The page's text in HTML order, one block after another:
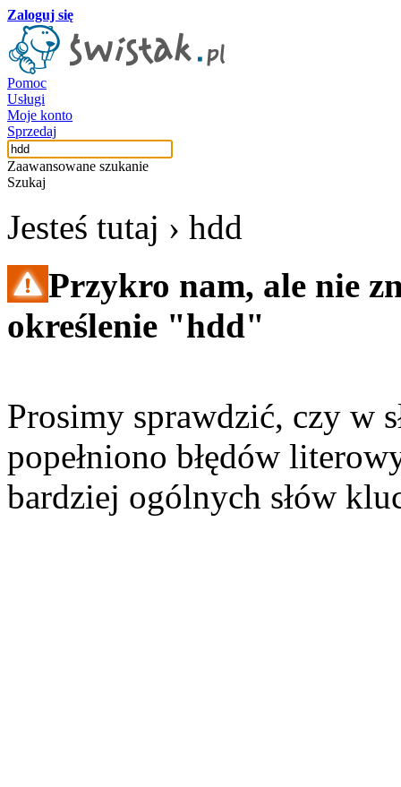
Zaloguj się
Pomoc
Usługi
Moje konto
Sprzedaj
Zaawansowane szukanie
Szukaj
Jesteś tutaj › hdd
Przykro nam, ale nie
określenie "hdd"
Prosimy sprawdzić, czy w
popełniono błędów
bardziej ogólnych słów